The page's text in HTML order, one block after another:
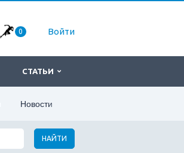
0 Войти
СТАТЬИ
Новости
НАЙТИ